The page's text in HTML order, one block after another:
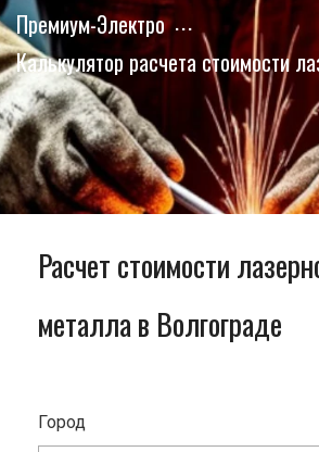
Премиум-Электро
Калькулятор расчета стоимости
Расчет стоимости
металла в Волгограде
Город